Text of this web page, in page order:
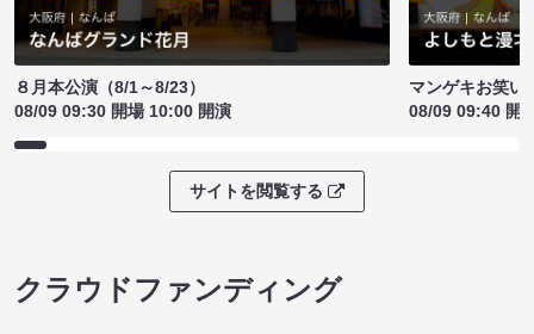
８月本公演（8/1～8/23）
08/09 09:30 開場 10:00 開演
マンゲキお笑い
08/09 09:40 開
サイトを閲覧する
クラウドファンディング